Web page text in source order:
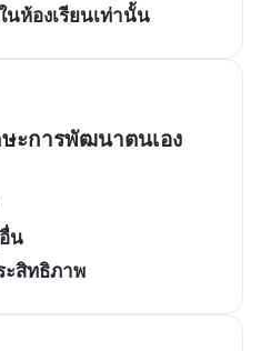
นห้องเรียนเท่านั้น
ะการพัฒนาตนเอง
น
ะสิทธิภาพ